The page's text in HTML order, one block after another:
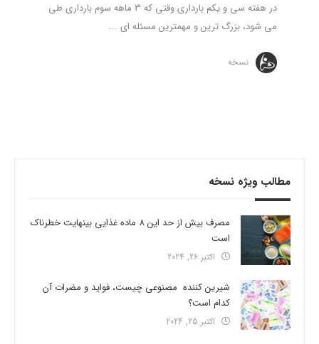
در هفته سی و یکم بارداری وقتی که 3 ماهه سوم بارداری طی
می شود، بزرگ ترین و مهمترین مسئله ای ...
نسخه
مطالب ویژه نسخه
مصرف بیش از حد این 8 ماده غذایی بینهایت خطرناک
است
اکتبر 26, 2024
شیرین کننده مصنوعی چیست، فواید و مضرات آن
کدام است؟
اکتبر 25, 2024